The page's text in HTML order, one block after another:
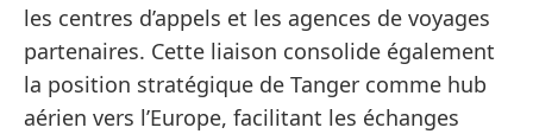
les centres d’appels et les agences de voyages
partenaires. Cette liaison consolide également
la position stratégique de Tanger comme hub
aérien vers l’Europe, facilitant les échanges